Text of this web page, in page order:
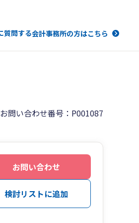
質問する会計事務所の方はこちら
お問い合わせ番号：P001087
お問い合わせ
検討リストに追加